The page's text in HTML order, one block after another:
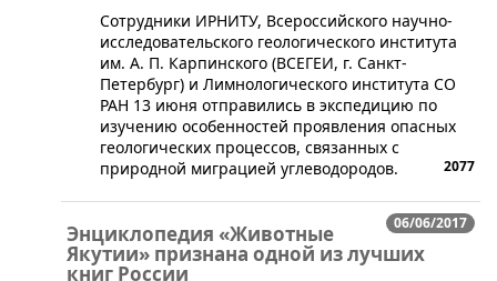
​Сотрудники ИРНИТУ, Всероссийского научно-
исследовательского геологического института
им. А. П. Карпинского (ВСЕГЕИ, г. Санкт-
Петербург) и Лимнологического института СО
РАН 13 июня отправились в экспедицию по
изучению особенностей проявления опасных
геологических процессов, связанных с
природной миграцией углеводородов.
2077
06/06/2017
Энциклопедия «Животные
Якутии» признана одной из лучших
книг России